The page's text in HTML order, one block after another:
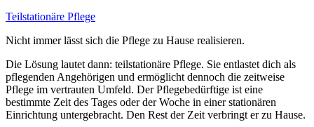
Teilstationäre Pflege
Nicht immer lässt sich die Pflege zu Hause realisieren.
Die Lösung lautet dann: teilstationäre Pflege. Sie entlastet dich als
pflegenden Angehörigen und ermöglicht dennoch die zeitweise
Pflege im vertrauten Umfeld. Der Pflegebedürftige ist eine
bestimmte Zeit des Tages oder der Woche in einer stationären
Einrichtung untergebracht. Den Rest der Zeit verbringt er zu Hause.